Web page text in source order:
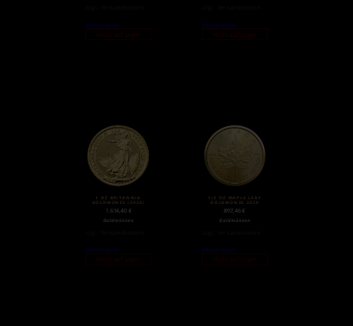
Weiterlesen
Nicht auf Lager
Weiterlesen
Nicht auf Lager
1 OZ BRITANNIA
GOLDMÜNZE (2020)
1.614,40 €
Goldmünzen
Weiterlesen
Nicht auf Lager
1/2 OZ MAPLE LEAF
GOLDMÜNZE 2020
897,46€
Goldmünzen
Weiterlesen
Nicht auf Lager